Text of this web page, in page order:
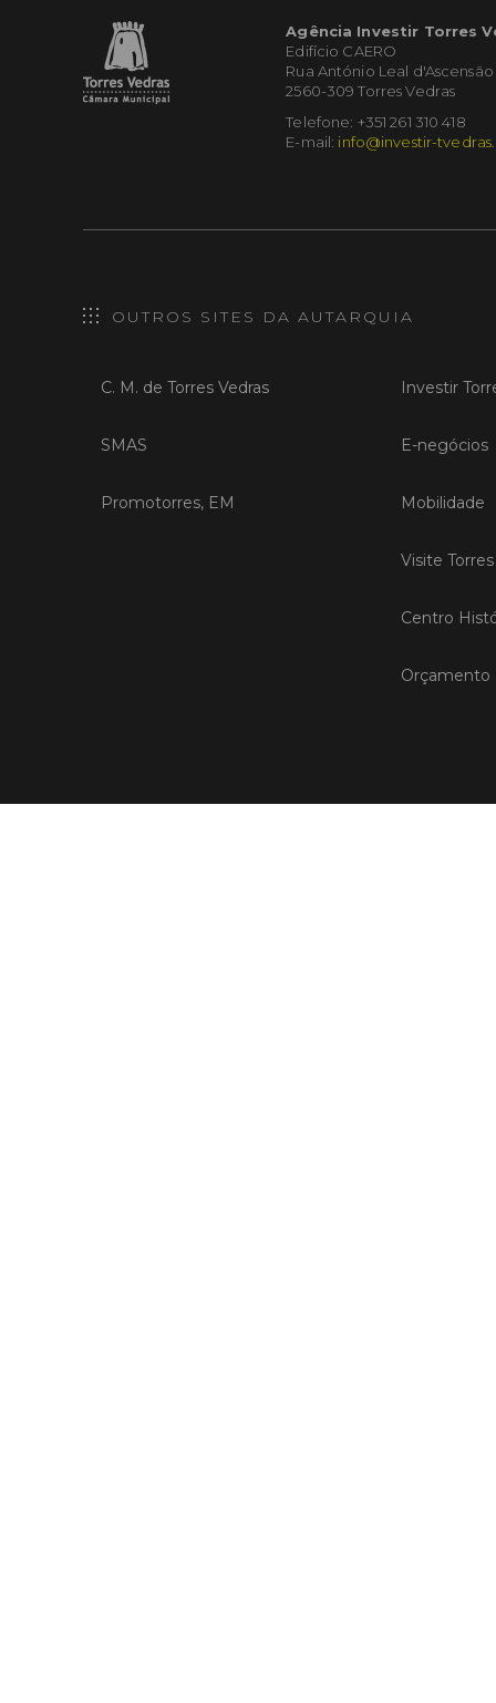
Agência Investir Torres
Edifício CAERO
Rua António Leal d'Ascensão
2560-309 Torres Vedras
Telefone: +351 261 310 418
E-mail: info@investir-
OUTROS SITES DA AUTARQUIA
C. M. de Torres Vedras
SMAS
Promotorres, EM
Investir
E-negócios
Mobilidade
Visite
Centro
Orçamento